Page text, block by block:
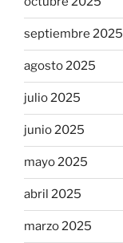
septiembre 2025
agosto 2025
julio 2025
junio 2025
mayo 2025
abril 2025
marzo 2025